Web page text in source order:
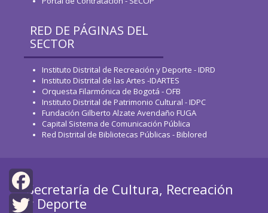
Facebook
RED DE PÁGINAS DEL
SECTOR
Instituto Distrital de Recreación y Deporte - IDRD
Instituto Distrital de las Artes -IDARTES
Orquesta Filarmónica de Bogotá - OFB
Instituto Distrital de Patrimonio Cultural - IDPC
Fundación Gilberto Alzate Avendaño FUGA
Capital Sistema de Comunicación Pública
Red Distrital de Bibliotecas Públicas - Biblored
Secretaría de Cultura, Recreación
y Deporte